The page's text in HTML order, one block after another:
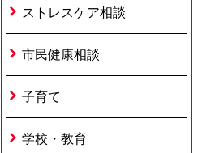
ストレスケア相談
市民健康相談
子育て
学校・教育